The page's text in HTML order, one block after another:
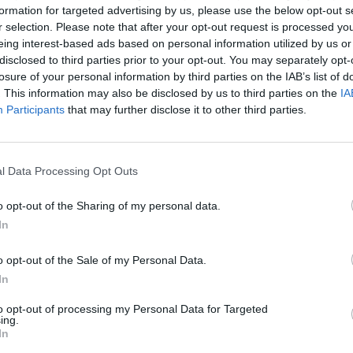
for targeted advertising by us, please use the below opt-out
selection. Please note that after your opt-out request is processed
interest-based ads based on personal information utilized by us
to third parties prior to your opt-out. You may separately
of your personal information by third parties on the IAB’s list of
This information may also be disclosed by us to third parties on the
Participants that may further disclose it to other third parties.
Data Processing Opt Outs
opt-out of the Sharing of my personal data.
opt-out of the Sale of my Personal Data.
opt-out of processing my Personal Data for Targeted
να γίνονται με ασφάλεια ώστε να αποτραπεί ο
ελαστικά κλπ. μέλημα της αστυνομίας είναι και ο
θα πρέπει να διατηρούν τις περιόδους ξεκούρασης-
να έχουν μαζί τους τα απαραίτητα έγγραφα
από την σχετική νομοθεσία. Επειδή προφανώς
τα ταξιδιωτικά γραφεία δεν έχουν επανδρωθεί ακόμη
τροχαία κάνει ελέγχους όλη την χρονιά και ειδικά στις
η Αστυνομία αν ακυρωθούν κάποιες εκδρομές, αλλά
τους έχουν τα ταξιδιωτικά γραφεία και οι οδηγοί
Καλούνται τα σχολεία να εφιστούν την προσοχή
να μην υπάρχουν προβλήματα» κατέληξε.